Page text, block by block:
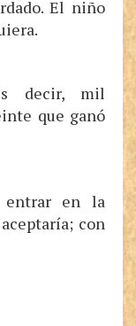
El niño
decir, mil
que ganó
en la
con